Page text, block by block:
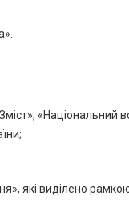
«Національний
які виділено